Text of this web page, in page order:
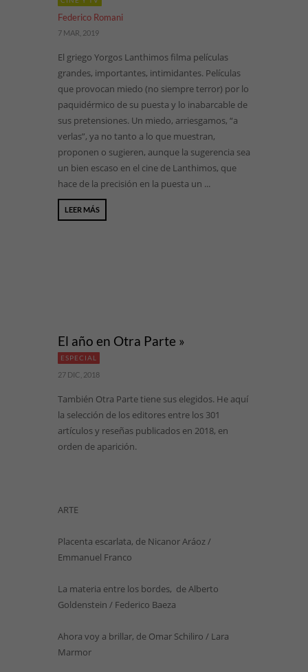
Federico Romani
7 MAR, 2019
El griego Yorgos Lanthimos filma películas
grandes, importantes, intimidantes. Películas
que provocan miedo (no siempre terror) por lo
paquidérmico de su puesta y lo inabarcable de
sus pretensiones. Un miedo, arriesgamos, “a
verlas”, ya no tanto a lo que muestran,
proponen o sugieren, aunque la sugerencia sea
un bien escaso en el cine de Lanthimos, que
hace de la precisión en la puesta un ...
LEER MÁS
El año en Otra Parte »
ESPECIAL
27 DIC, 2018
También Otra Parte tiene sus elegidos. He aquí
la selección de los editores entre los 301
artículos y reseñas publicados en 2018, en
orden de aparición.
ARTE
Placenta escarlata, de Nicanor Aráoz /
Emmanuel Franco
La materia entre los bordes, de Alberto
Goldenstein / Federico Baeza
Ahora voy a brillar, de Omar Schiliro / Lara
Marmor